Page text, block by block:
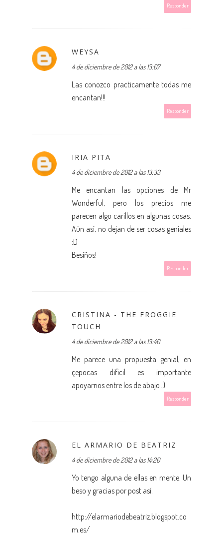
Responder
WEYSA
4 de diciembre de 2012 a las 13:07
Las conozco practicamente todas me
encantan!!!
Responder
IRIA PITA
4 de diciembre de 2012 a las 13:33
Me encantan las opciones de Mr
Wonderful, pero los precios me
parecen algo carillos en algunas cosas.
Aún así, no dejan de ser cosas geniales
:D
Besiños!
Responder
CRISTINA - THE FROGGIE
TOUCH
4 de diciembre de 2012 a las 13:40
Me parece una propuesta genial, en
çepocas dificil es importante
apoyarnos entre los de abajo ;)
Responder
EL ARMARIO DE BEATRIZ
4 de diciembre de 2012 a las 14:20
Yo tengo alguna de ellas en mente. Un
beso y gracias por post así.
http://elarmariodebeatriz.blogspot.co
m.es/